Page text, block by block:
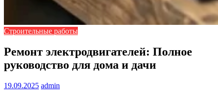
Строительные работы
Ремонт электродвигателей: Полное
руководство для дома и дачи
19.09.2025 admin